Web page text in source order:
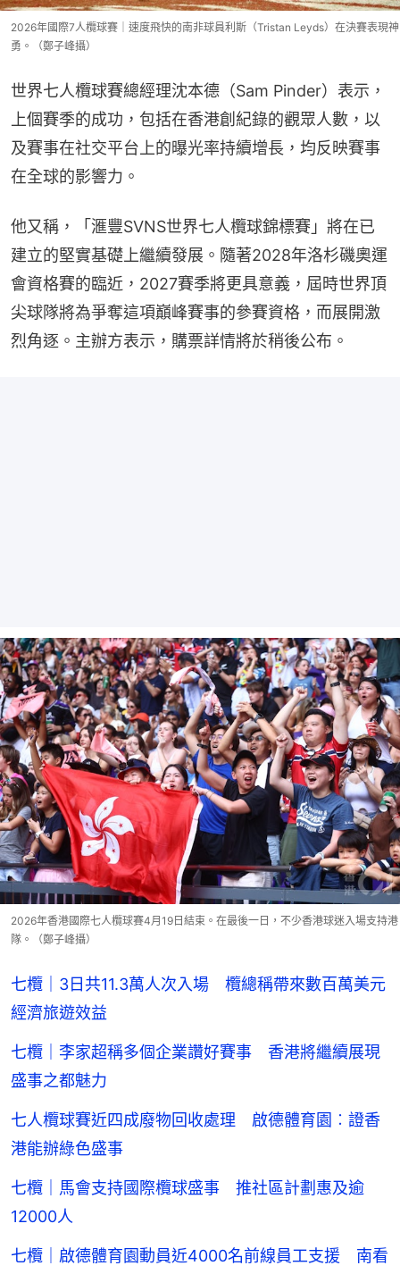
2026年國際7人欖球賽｜速度飛快的南非球員利斯（Tristan Leyds）在決賽表現神
勇。（鄭子峰攝）
世界七人欖球賽總經理沈本德（Sam Pinder）表示，
上個賽季的成功，包括在香港創紀錄的觀眾人數，以
及賽事在社交平台上的曝光率持續增長，均反映賽事
在全球的影響力。
他又稱，「滙豐SVNS世界七人欖球錦標賽」將在已
建立的堅實基礎上繼續發展。隨著2028年洛杉磯奧運
會資格賽的臨近，2027賽季將更具意義，屆時世界頂
尖球隊將為爭奪這項巔峰賽事的參賽資格，而展開激
烈角逐。主辦方表示，購票詳情將於稍後公布。
2026年香港國際七人欖球賽4月19日結束。在最後一日，不少香港球迷入場支持港
隊。（鄭子峰攝）
七欖｜3日共11.3萬人次入場 欖總稱帶來數百萬美元
經濟旅遊效益
七欖｜李家超稱多個企業讚好賽事 香港將繼續展現
盛事之都魅力
七人欖球賽近四成廢物回收處理 啟德體育園︰證香
港能辦綠色盛事
七欖｜馬會支持國際欖球盛事 推社區計劃惠及逾
12000人
七欖｜啟德體育園動員近4000名前線員工支援 南看